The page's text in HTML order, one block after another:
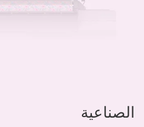
الصناعية